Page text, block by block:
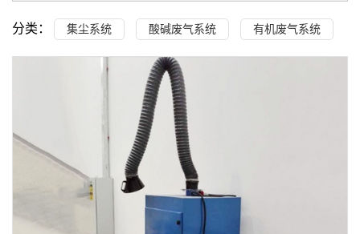
分类： 集尘系统 酸碱废气系统 有机废气系统